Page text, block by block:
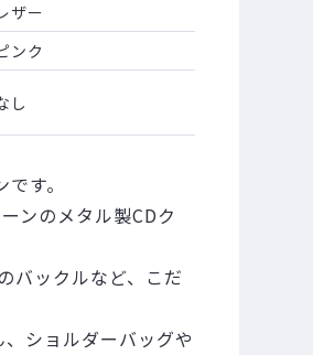
ザー
ンク
し
す。
ンのメタル製CDク
バックルなど、こだ
ショルダーバッグや